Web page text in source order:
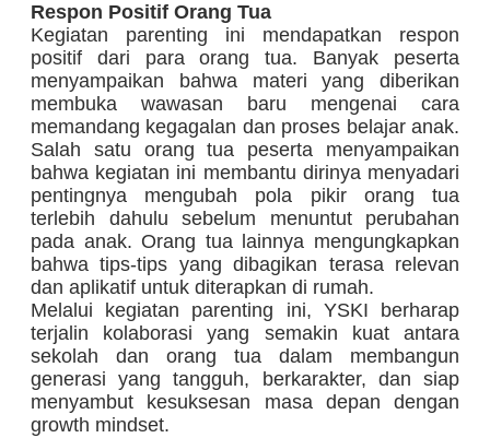
Respon Positif Orang Tua
Kegiatan parenting ini mendapatkan respon
positif dari para orang tua. Banyak peserta
menyampaikan bahwa materi yang diberikan
membuka wawasan baru mengenai cara
memandang kegagalan dan proses belajar anak.
Salah satu orang tua peserta menyampaikan
bahwa kegiatan ini membantu dirinya menyadari
pentingnya mengubah pola pikir orang tua
terlebih dahulu sebelum menuntut perubahan
pada anak. Orang tua lainnya mengungkapkan
bahwa tips-tips yang dibagikan terasa relevan
dan aplikatif untuk diterapkan di rumah.
Melalui kegiatan parenting ini, YSKI berharap
terjalin kolaborasi yang semakin kuat antara
sekolah dan orang tua dalam membangun
generasi yang tangguh, berkarakter, dan siap
menyambut kesuksesan masa depan dengan
growth mindset.